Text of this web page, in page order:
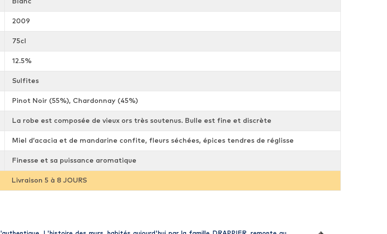
Blanc
2009
75cl
12.5%
Sulfites
Pinot Noir (55%), Chardonnay (45%)
La robe est composée de vieux ors très soutenus. Bulle est fine et discrète
Miel d’acacia et de mandarine confite, fleurs séchées, épices tendres de réglisse
Finesse et sa puissance aromatique
Livraison 5 à 8 JOURS